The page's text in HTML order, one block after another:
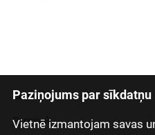
Paziņojums par
Vietnē izmantojam savas
Latviski
Русский